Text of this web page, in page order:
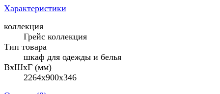
Характеристики
коллекция
Грейс коллекция
Тип товара
шкаф для одежды и белья
ВхШхГ (мм)
2264х900х346